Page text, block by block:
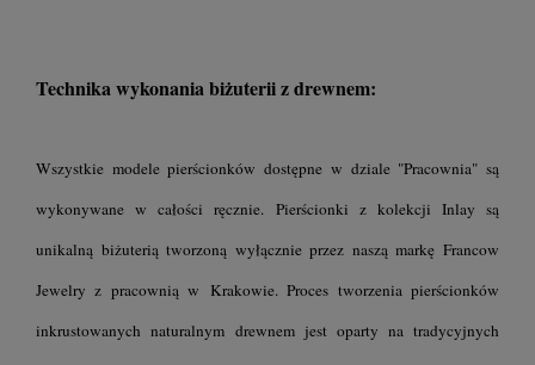
Technika wykonania biżuterii z drewnem:
Wszystkie modele pierścionków dostępne w dziale "Pracownia" są
wykonywane w całości ręcznie. Pierścionki z kolekcji Inlay są
unikalną biżuterią tworzoną wyłącznie przez naszą markę Francow
Jewelry z pracownią w Krakowie. Proces tworzenia pierścionków
inkrustowanych naturalnym drewnem jest oparty na tradycyjnych